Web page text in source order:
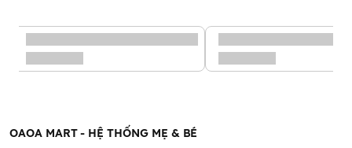
OAOA MART - HỆ THỐNG MẸ & BÉ